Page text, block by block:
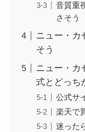
音質重
さそう
ニュー・カ
そう
ニュー・カ
式とどっち
公式サ
楽天で
迷った